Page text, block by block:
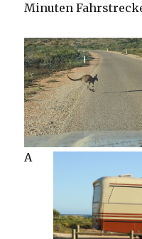
Minuten
A